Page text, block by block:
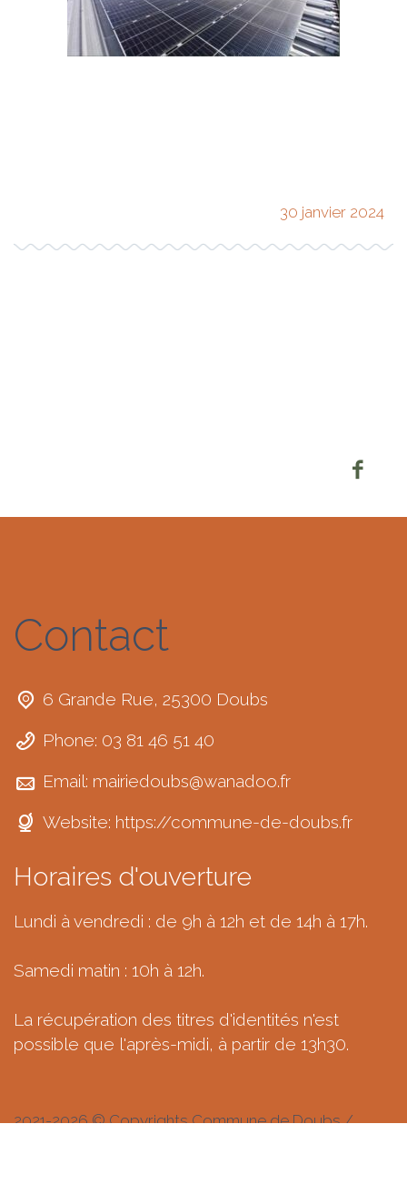
30 janvier 2024
Contact
6 Grande Rue, 25300 Doubs
Phone: 03 81 46 51 40
Email: mairiedoubs@wanadoo.fr
Website: https://commune-de-doubs.fr
Horaires d'ouverture
Lundi à vendredi : de 9h à 12h et de 14h à 17h.
Samedi matin : 10h à 12h.
La récupération des titres d'identités n'est
possible que l'après-midi, à partir de 13h30.
2021-2026 © Copyrights Commune de Doubs /